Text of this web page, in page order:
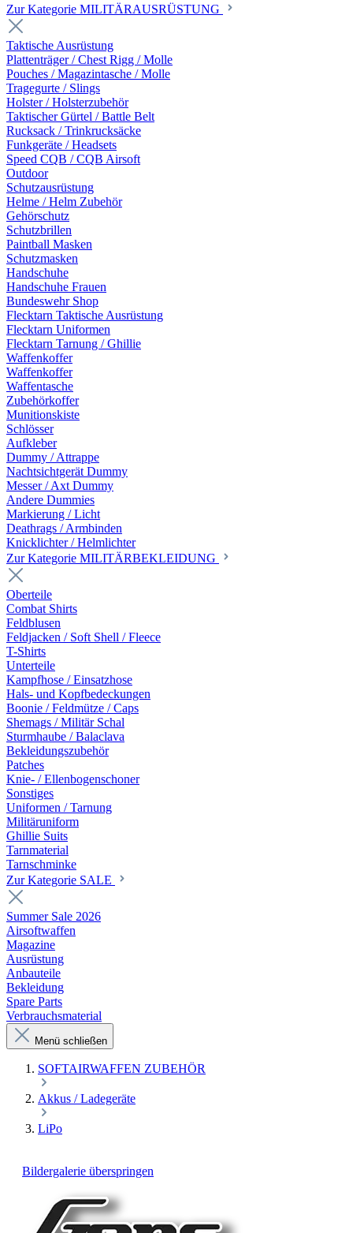
Zur Kategorie MILITÄRAUSRÜSTUNG
Taktische Ausrüstung
Plattenträger / Chest Rigg / Molle
Pouches / Magazintasche / Molle
Tragegurte / Slings
Holster / Holsterzubehör
Taktischer Gürtel / Battle Belt
Rucksack / Trinkrucksäcke
Funkgeräte / Headsets
Speed CQB / CQB Airsoft
Outdoor
Schutzausrüstung
Helme / Helm Zubehör
Gehörschutz
Schutzbrillen
Paintball Masken
Schutzmasken
Handschuhe
Handschuhe Frauen
Bundeswehr Shop
Flecktarn Taktische Ausrüstung
Flecktarn Uniformen
Flecktarn Tarnung / Ghillie
Waffenkoffer
Waffenkoffer
Waffentasche
Zubehörkoffer
Munitionskiste
Schlösser
Aufkleber
Dummy / Attrappe
Nachtsichtgerät Dummy
Messer / Axt Dummy
Andere Dummies
Markierung / Licht
Deathrags / Armbinden
Knicklichter / Helmlichter
Zur Kategorie MILITÄRBEKLEIDUNG
Oberteile
Combat Shirts
Feldblusen
Feldjacken / Soft Shell / Fleece
T-Shirts
Unterteile
Kampfhose / Einsatzhose
Hals- und Kopfbedeckungen
Boonie / Feldmütze / Caps
Shemags / Militär Schal
Sturmhaube / Balaclava
Bekleidungszubehör
Patches
Knie- / Ellenbogenschoner
Sonstiges
Uniformen / Tarnung
Militäruniform
Ghillie Suits
Tarnmaterial
Tarnschminke
Zur Kategorie SALE
Summer Sale 2026
Airsoftwaffen
Magazine
Ausrüstung
Anbauteile
Bekleidung
Spare Parts
Verbrauchsmaterial
Menü schließen
SOFTAIRWAFFEN ZUBEHÖR
Akkus / Ladegeräte
LiPo
Bildergalerie überspringen